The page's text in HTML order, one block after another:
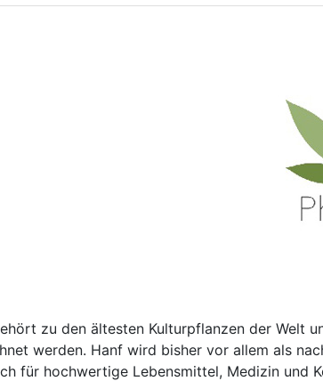
zu den ältesten Kulturpflanzen der Welt
werden. Hanf wird bisher vor allem als
für hochwertige Lebensmittel, Medizin und